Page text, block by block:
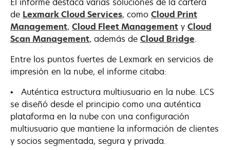
de Lexmark Cloud Services, como Cloud Print
Management, Cloud Fleet Management y Cloud
Scan Management, además de Cloud Bridge.
Entre los puntos fuertes de Lexmark en servicios de
impresión en la nube, el informe citaba:
• Auténtica estructura multiusuario en la nube. LCS
se diseñó desde el principio como una auténtica
plataforma en la nube con una configuración
multiusuario que mantiene la información de clientes
y socios segmentada, segura y privada.